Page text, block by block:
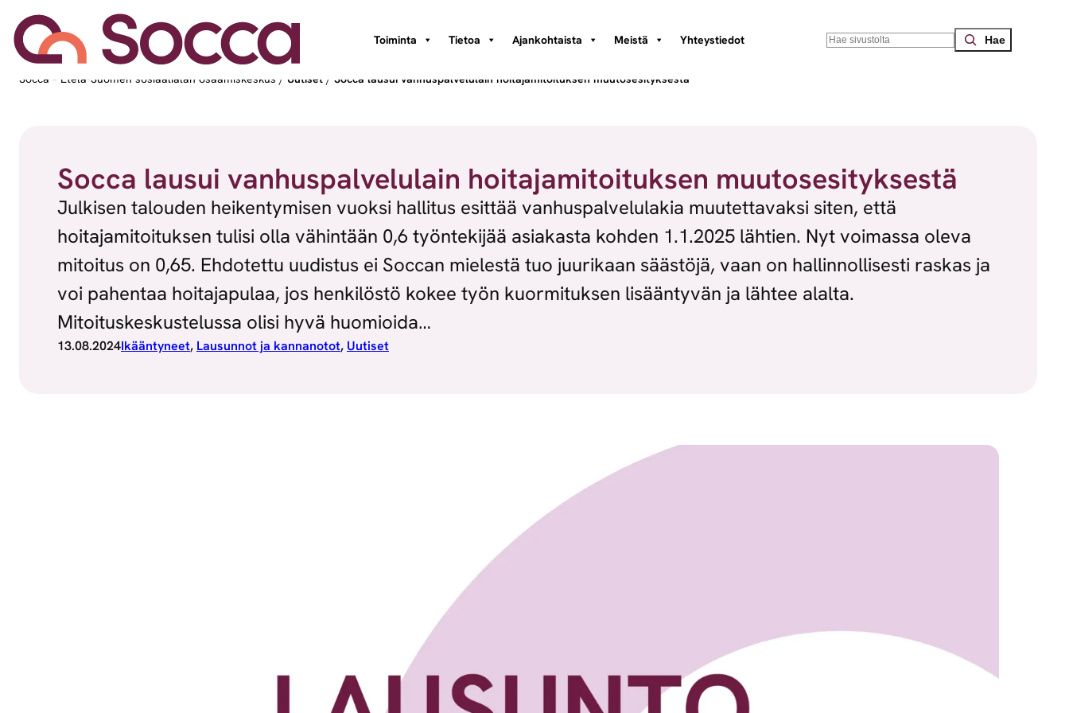
Siirry sisältöön
Toiminta Tietoa Ajankohtaista Meistä Yhteystiedot Search
Socca – Etelä-Suomen sosiaalialan osaamiskeskus / Uutiset / Socca lausui vanhuspalvelulain hoitajamitoituksen muutosesityksestä
Socca lausui vanhuspalvelulain hoitajamitoituksen muutosesityksestä
Julkisen talouden heikentymisen vuoksi hallitus esittää vanhuspalvelulakia muutettavaksi siten, että
hoitajamitoituksen tulisi olla vähintään 0,6 työntekijää asiakasta kohden 1.1.2025 lähtien. Nyt voimassa oleva
mitoitus on 0,65. Ehdotettu uudistus ei Soccan mielestä tuo juurikaan säästöjä, vaan on hallinnollisesti raskas ja
voi pahentaa hoitajapulaa, jos henkilöstö kokee työn kuormituksen lisääntyvän ja lähtee alalta.
Mitoituskeskustelussa olisi hyvä huomioida…
13.08.2024Ikääntyneet, Lausunnot ja kannanotot, Uutiset